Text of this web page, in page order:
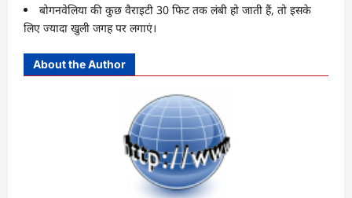
बोगनवेलिया की कुछ वैराइटी 30 फिट तक लंबी हो जाती हैं, तो इसके
लिए ज्यादा खुली जगह पर लगाएं।
About the Author